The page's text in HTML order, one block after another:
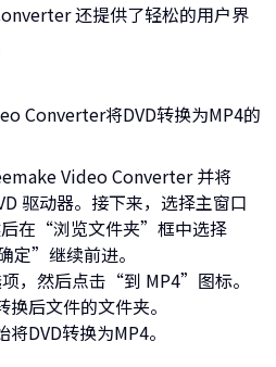
还提供了轻松的用户界
Converter将DVD转换为MP4的
Video Converter 并将
驱动器。接下来，选择主窗口
后在“浏览文件夹”框中选择
定”继续前进。
，然后点击“到 MP4”图标。
后文件的文件夹。
DVD转换为MP4。